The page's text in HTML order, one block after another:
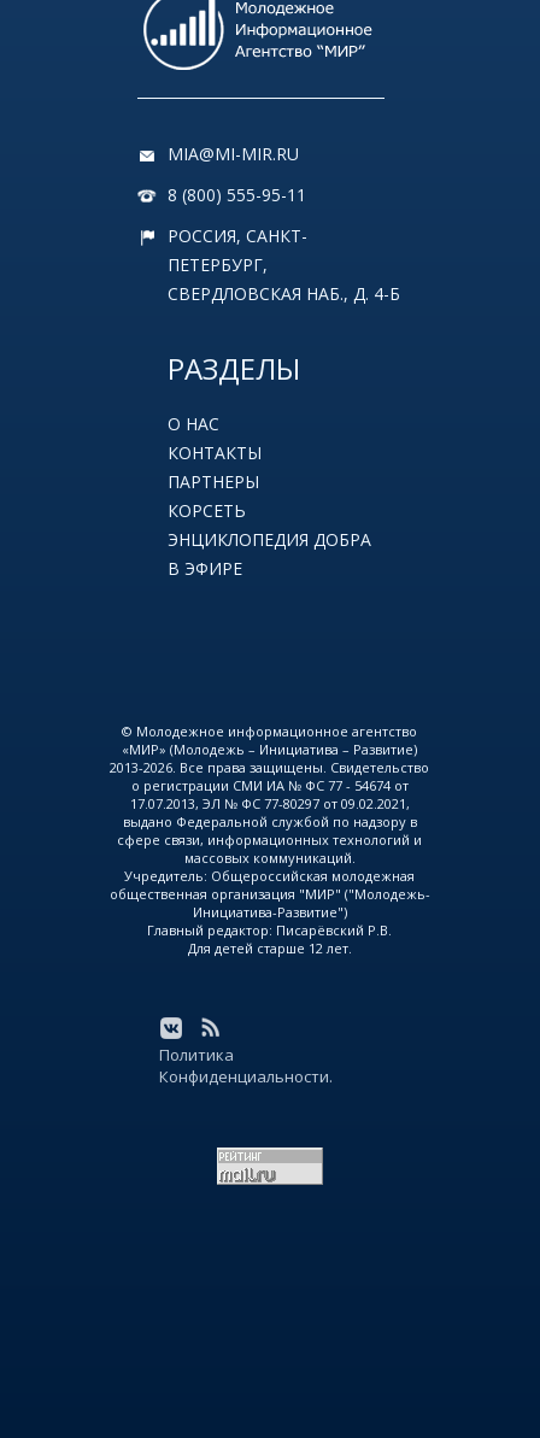
MIA@MI-MIR.RU
8 (800) 555-95-11
РОССИЯ, САНКТ-
ПЕТЕРБУРГ,
СВЕРДЛОВСКАЯ НАБ., Д. 4-Б
РАЗДЕЛЫ
О НАС
КОНТАКТЫ
ПАРТНЕРЫ
КОРСЕТЬ
ЭНЦИКЛОПЕДИЯ ДОБРА
В ЭФИРЕ
© Молодежное информационное агентство
«МИР» (Молодежь – Инициатива – Развитие)
2013-2026. Все права защищены. Свидетельство
о регистрации СМИ ИА № ФС 77 - 54674 от
17.07.2013, ЭЛ № ФС 77-80297 от 09.02.2021,
выдано Федеральной службой по надзору в
сфере связи, информационных технологий и
массовых коммуникаций.
Учредитель: Общероссийская молодежная
общественная организация "МИР" ("Молодежь-
Инициатива-Развитие")
Главный редактор: Писарёвский Р.В.
Для детей старше 12 лет.
Политика
Конфиденциальности.